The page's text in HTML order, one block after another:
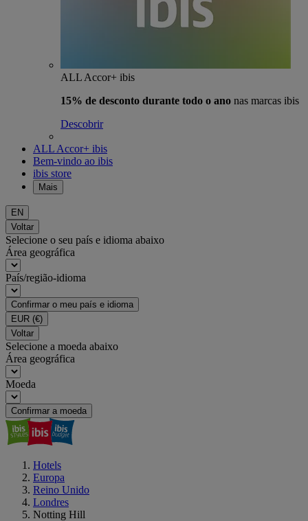
ALL Accor+ ibis
15% de desconto durante todo o ano nas marcas ibis
Descobrir
ALL Accor+ ibis
Bem-vindo ao ibis
ibis store
Mais
EN
Voltar
Selecione o seu país e idioma abaixo
Área geográfica
País/região-idioma
Confirmar o meu país e idioma
EUR (€)
Voltar
Selecione a moeda abaixo
Área geográfica
Moeda
Confirmar a moeda
Hotels
Europa
Reino Unido
Londres
Notting Hill